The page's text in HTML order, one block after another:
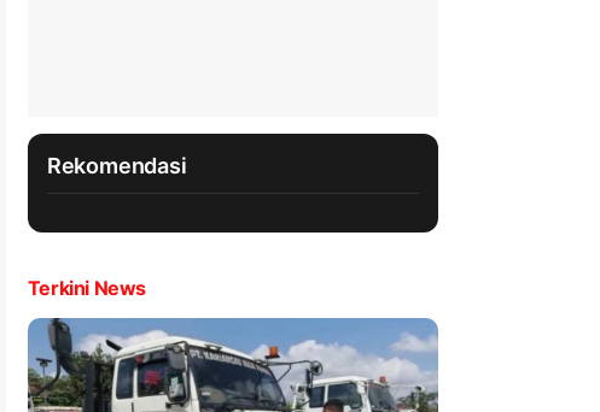
Rekomendasi
Terkini News